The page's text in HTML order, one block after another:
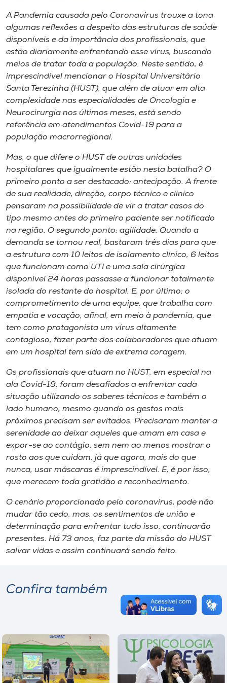
Unoesc
Store
Selecione
o idioma
A Pandemia causada pelo Coronavírus trouxe a tona
algumas reflexões a despeito das estruturas de saúde
disponíveis e da importância dos profissionais, que
estão diariamente enfrentando esse vírus, buscando
meios de tratar toda a população. Neste sentido, é
imprescindível mencionar o Hospital Universitário
Santa Terezinha (HUST), que além de atuar em alta
complexidade nas especialidades de Oncologia e
Neurocirurgia nos últimos meses, está sendo
referência em atendimentos Covid-19 para a
população macrorregional.
Mas, o que difere o HUST de outras unidades
hospitalares que igualmente estão nesta batalha? O
primeiro ponto a ser destacado: antecipação. A frente
de sua realidade, direção, corpo técnico e clínico
pensaram na possibilidade de vir a tratar casos do
tipo mesmo antes do primeiro paciente ser notificado
na região. O segundo ponto: agilidade. Quando a
demanda se tornou real, bastaram três dias para que
a estrutura com 10 leitos de isolamento clínico, 6 leitos
que funcionam como UTI e uma sala cirúrgica
disponível 24 horas passasse a funcionar totalmente
isolada do restante do hospital. E, por último: o
comprometimento de uma equipe, que trabalha com
empatia e vocação, afinal, em meio à pandemia, que
tem como protagonista um vírus altamente
contagioso, fazer parte dos colaboradores que atuam
em um hospital tem sido de extrema coragem.
Os profissionais que atuam no HUST, em especial na
ala Covid-19, foram desafiados a enfrentar cada
situação utilizando os saberes técnicos e também o
lado humano, mesmo quando os gestos mais
próximos precisam ser evitados. Precisaram manter a
serenidade ao deixar aqueles que amam em casa e
expor-se ao contágio, sem nem ao menos mostrar o
rosto aos que cuidam, já que agora, mais do que
nunca, usar máscaras é imprescindível. E, é por isso,
que merecem toda gratidão e reconhecimento.
O cenário proporcionado pelo coronavírus, pode não
mudar tão cedo, mas, os sentimentos de união e
determinação para enfrentar tudo isso, continuarão
presentes. Há 73 anos, faz parte da missão do HUST
salvar vidas e assim continuará sendo feito.
Confira também